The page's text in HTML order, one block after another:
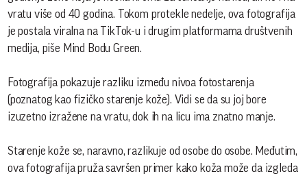
vratu više od 40 godina. Tokom protekle nedelje, ova fotografija
je postala viralna na TikTok-u i drugim platformama društvenih
medija, piše Mind Bodu Green.
Fotografija pokazuje razliku između nivoa fotostarenja
(poznatog kao fizičko starenje kože). Vidi se da su joj bore
izuzetno izražene na vratu, dok ih na licu ima znatno manje.
Starenje kože se, naravno, razlikuje od osobe do osobe. Međutim,
ova fotografija pruža savršen primer kako koža može da izgleda